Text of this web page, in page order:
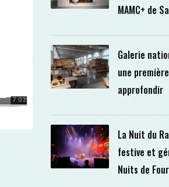
MAMC+ de
Galerie
une
approfondir
La Nuit du
festive et
Nuits de